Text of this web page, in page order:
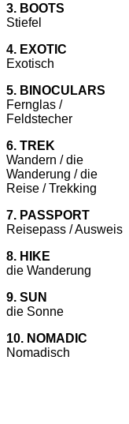
3. BOOTS
Stiefel
4. EXOTIC
Exotisch
5. BINOCULARS
Fernglas /
Feldstecher
6. TREK
Wandern / die
Wanderung / die
Reise / Trekking
7. PASSPORT
Reisepass / Ausweis
8. HIKE
die Wanderung
9. SUN
die Sonne
10. NOMADIC
Nomadisch